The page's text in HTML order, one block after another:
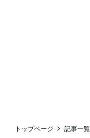
トップページ 記事一覧